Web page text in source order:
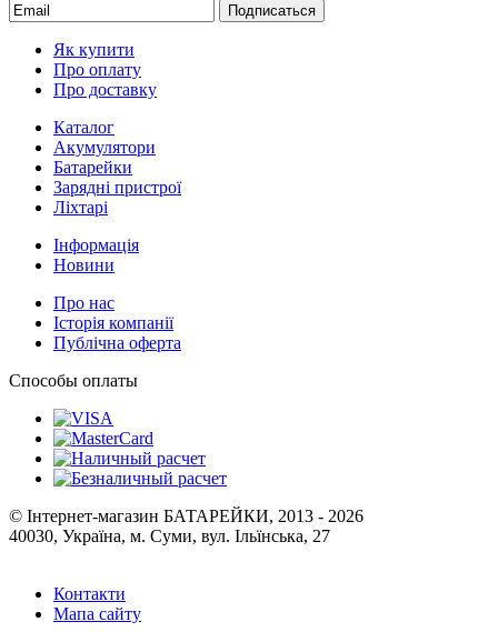
Подписаться
Як купити
Про оплату
Про доставку
Каталог
Акумулятори
Батарейки
Зарядні пристрої
Ліхтарі
Інформація
Новини
Про нас
Історія компанії
Публічна оферта
Способы оплаты
© Інтернет-магазин БАТАРЕЙКИ, 2013 - 2026
40030, Україна, м. Суми, вул. Ільїнська, 27
Контакти
Мапа сайту